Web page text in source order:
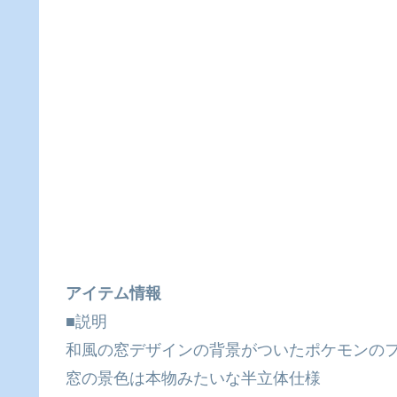
アイテム情報
■説明
和風の窓デザインの背景がついたポケモンの
窓の景色は本物みたいな半立体仕様